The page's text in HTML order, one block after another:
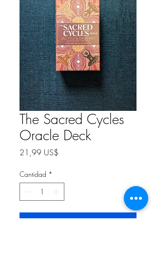
The Sacred Cycles
Oracle Deck
21,99 US$
Cantidad *